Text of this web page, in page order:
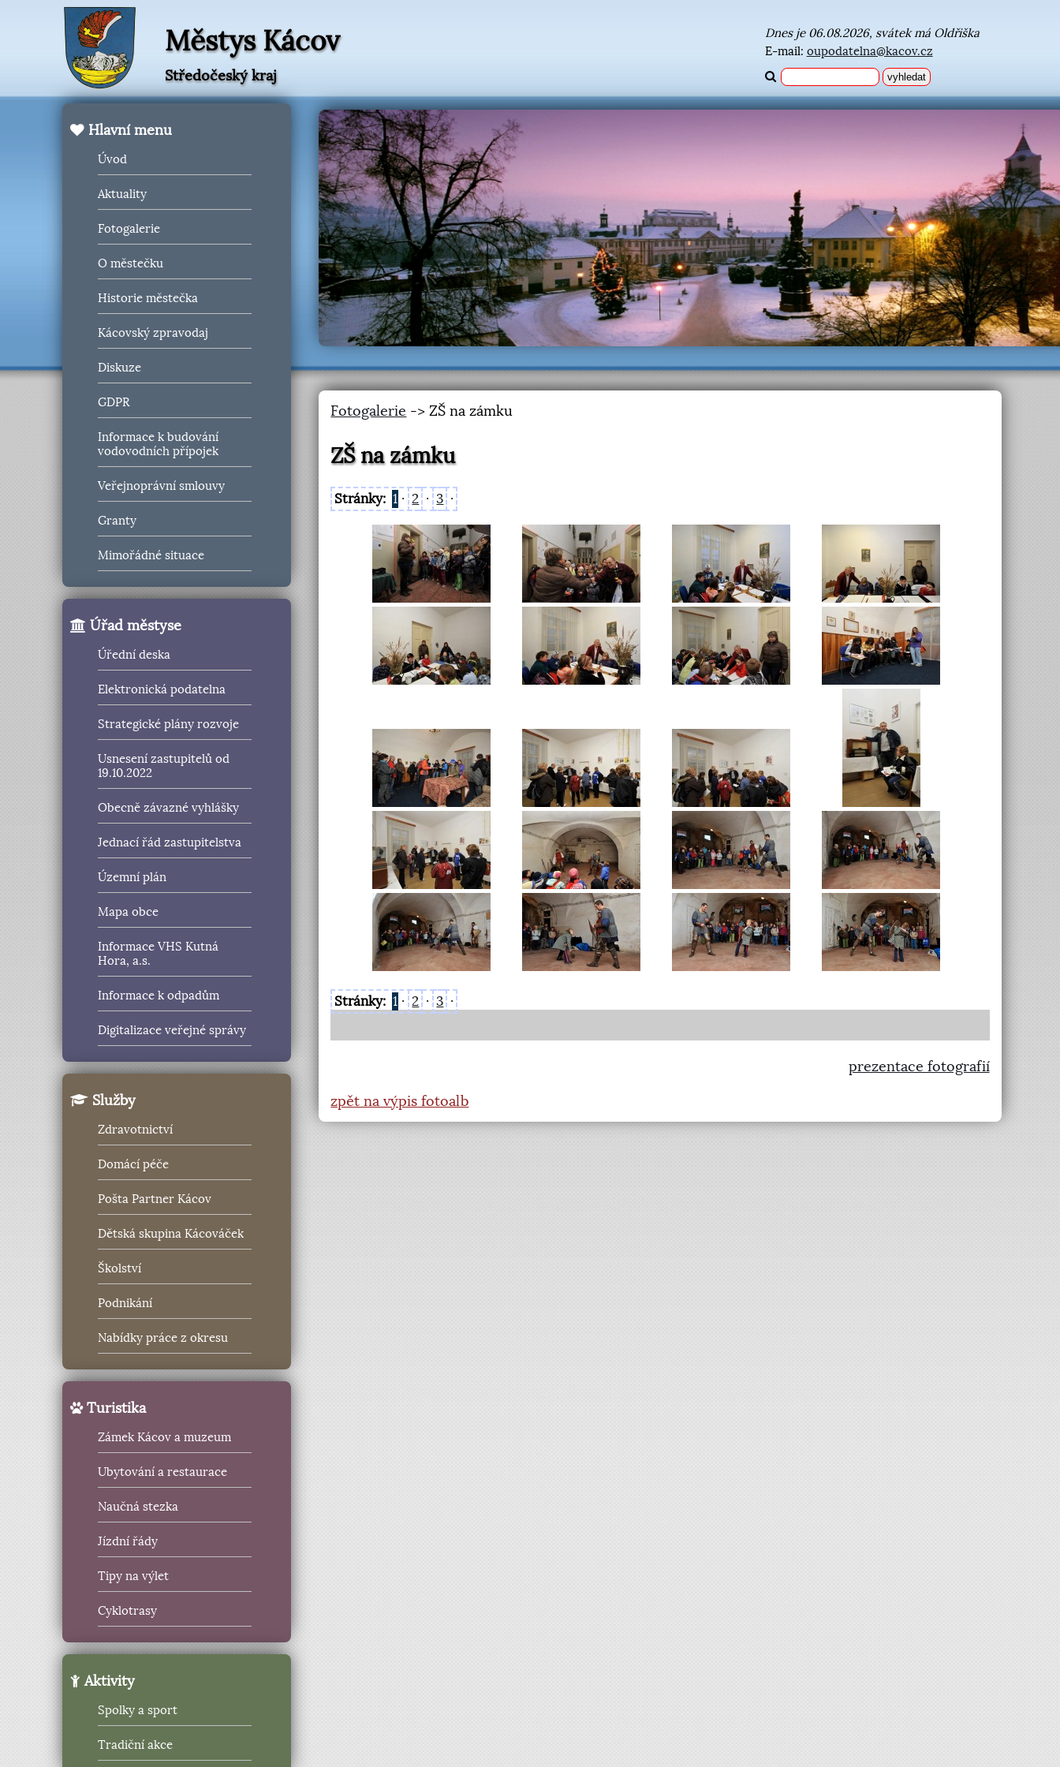
Městys Kácov
Středočeský kraj
Dnes je 06.08.2026, svátek má Oldřiška
E-mail: oupodatelna@kacov.cz
Hlavní menu
Úvod
Aktuality
Fotogalerie
O městečku
Historie městečka
Kácovský zpravodaj
Diskuze
GDPR
Informace k budování
vodovodních přípojek
Veřejnoprávní smlouvy
Granty
Mimořádné situace
Úřad městyse
Úřední deska
Elektronická podatelna
Strategické plány rozvoje
Usnesení zastupitelů od
19.10.2022
Obecně závazné vyhlášky
Jednací řád zastupitelstva
Územní plán
Mapa obce
Informace VHS Kutná
Hora, a.s.
Informace k odpadům
Digitalizace veřejné správy
Služby
Zdravotnictví
Domácí péče
Pošta Partner Kácov
Dětská skupina Kácováček
Školství
Podnikání
Nabídky práce z okresu
Turistika
Zámek Kácov a muzeum
Ubytování a restaurace
Naučná stezka
Jízdní řády
Tipy na výlet
Cyklotrasy
Aktivity
Spolky a sport
Tradiční akce
Fotogalerie -> ZŠ na zámku
ZŠ na zámku
Stránky: 1 · 2 · 3 ·
Stránky: 1 · 2 · 3 ·
prezentace fotografií
zpět na výpis fotoalb